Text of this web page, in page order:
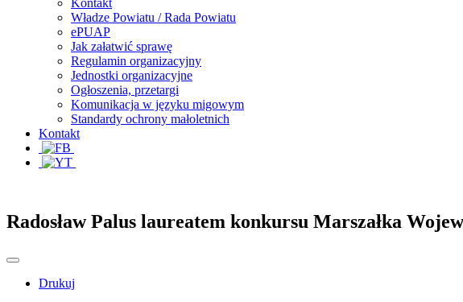
Władze Powiatu / Rada Powiatu
ePUAP
Jak załatwić sprawę
Regulamin organizacyjny
Jednostki organizacyjne
Ogłoszenia, przetargi
Komunikacja w języku migowym
Standardy ochrony małoletnich
Kontakt
Radosław Palus laureatem konkursu Marszałka
Drukuj